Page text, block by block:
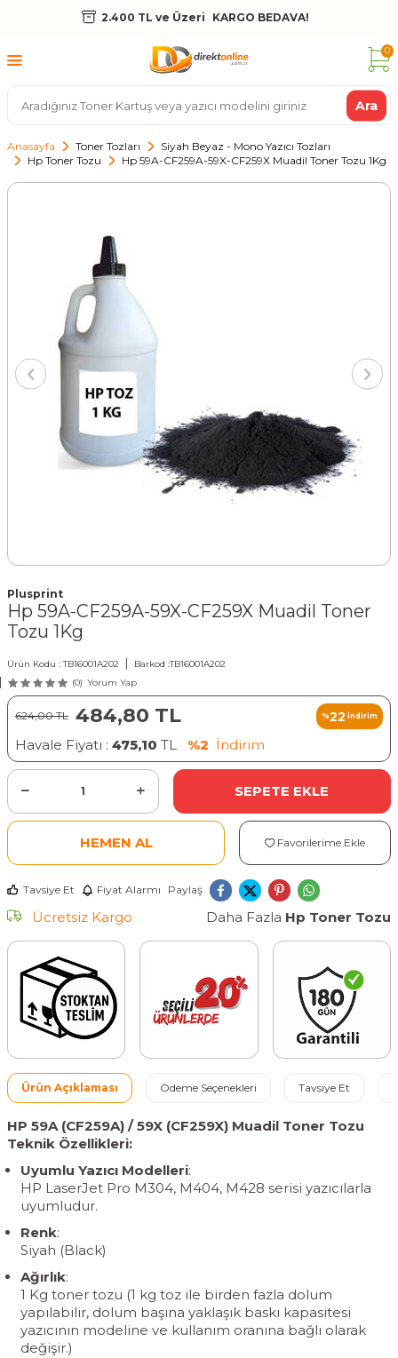
2.400 TL ve Üzeri KARGO BEDAVA!
Ara
0
Anasayfa Toner Tozları
Siyah Beyaz - Mono Yazıcı Tozları
Hp Toner Tozu
Hp 59A-CF259A-59X-CF259X Muadil Toner Tozu 1Kg
Plusprint
Hp 59A-CF259A-59X-CF259X Muadil Toner
Tozu 1Kg
Ürün Kodu :TB16001A202 Barkod :TB16001A202
(0) Yorum Yap
624,00TL 484,80 TL %22 İndirim
Havale Fiyatı : 475,10 TL %2 İndirim
SEPETE EKLE
HEMEN AL Favorilerime Ekle
Tavsiye Et Fiyat Alarmı Paylaş
Ücretsiz Kargo Daha Fazla Hp Toner Tozu
Ürün Açıklaması Ödeme Seçenekleri Tavsiye Et
HP 59A (CF259A) / 59X (CF259X) Muadil Toner Tozu
Teknik Özellikleri:
Uyumlu Yazıcı Modelleri:
HP LaserJet Pro M304, M404, M428 serisi yazıcılarla
uyumludur.
Renk:
Siyah (Black)
Ağırlık:
1 Kg toner tozu (1 kg toz ile birden fazla dolum
yapılabilir, dolum başına yaklaşık baskı kapasitesi
yazıcının modeline ve kullanım oranına bağlı olarak
değişir.)